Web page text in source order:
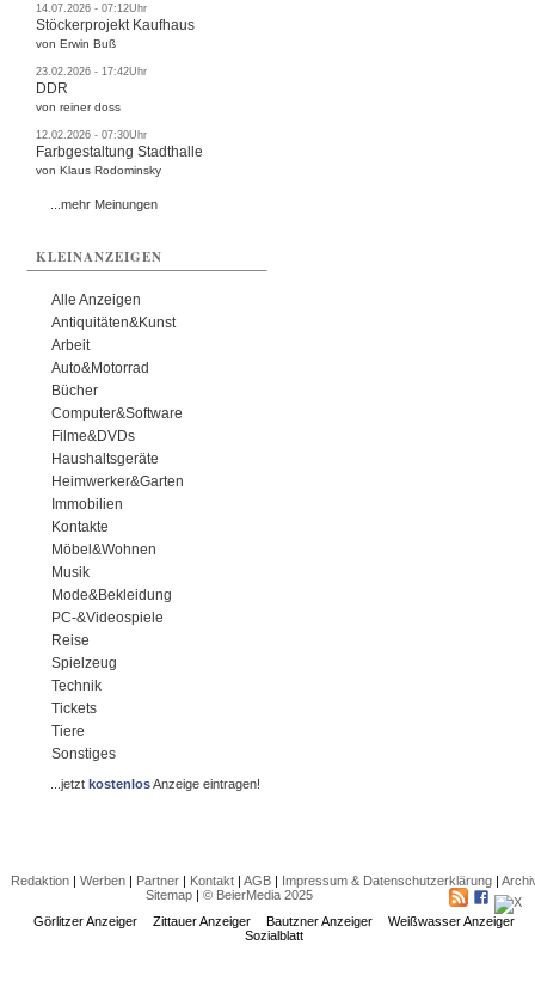
14.07.2026 - 07:12Uhr
Stöckerprojekt Kaufhaus
von Erwin Buß
23.02.2026 - 17:42Uhr
DDR
von reiner doss
12.02.2026 - 07:30Uhr
Farbgestaltung Stadthalle
von Klaus Rodominsky
...mehr Meinungen
KLEINANZEIGEN
Alle Anzeigen
Antiquitäten&Kunst
Arbeit
Auto&Motorrad
Bücher
Computer&Software
Filme&DVDs
Haushaltsgeräte
Heimwerker&Garten
Immobilien
Kontakte
Möbel&Wohnen
Musik
Mode&Bekleidung
PC-&Videospiele
Reise
Spielzeug
Technik
Tickets
Tiere
Sonstiges
...jetztkostenlosAnzeige eintragen!
Redaktion| Werben| Partner| Kontakt| AGB| Impressum & Datenschutzerklärung|
Sitemap |© BeierMedia 2025
Görlitzer Anzeiger
Zittauer Anzeiger Bautzner Anzeiger
Weißwasser Anzeiger
Sozialblatt